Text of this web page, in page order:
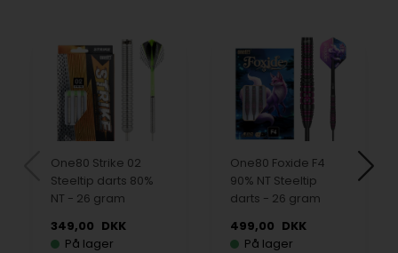
One80 Strike 02
Steeltip darts 80%
NT - 26 gram
349,00 DKK
På lager
One80 Foxide F4
90% NT Steeltip
darts - 26 gram
499,00 DKK
På lager